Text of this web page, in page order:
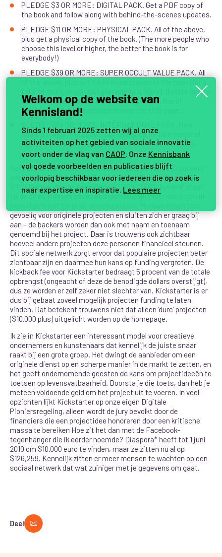
PLEDGE $3 OR MORE: DIGITAL PACK. Get a PDF copy of
the book and follow along with behind-the-scenes updates.
PLEDGE $11 OR MORE: PHYSICAL PACK. All of the above,
plus get a physical copy of the book. (The more people who
choose this level or higher, the better the book is for
everybody!)
PLEDGE $39 OR MORE: SUPER OCCULT VALUE PACK. All
total of four), so you can give one to a friend, donate one to
the library, leave one in a coffee shop with a line of
hexadecimal code scribbled across the title page…
addition! All of the above, but designed for international
backers who want to help offset the cost of the trans-
oceanic catapult launch.
Kennelijk bleken deze incentives voldoende voor 570 backers
om binnen vier maanden $13.942 binnen te brengen, ruim
$10.000 méér dan de benodigde $3.500 ("398% funded" staat
op de site). Mensen geven dus gemakkelijk meer dan eigenlijk
gevoelig voor originele projecten en sluiten zich er graag bij
aan – de backers worden dan ook met naam en toenaam
genoemd bij het project. Daar is trouwens ook zichtbaar
hoeveel andere projecten deze personen financieel steunen.
Dit sociale netwerk zorgt ervoor dat populaire projecten beter
zichtbaar zijn en daarmee hun kans op funding vergroten. De
kickback fee voor Kickstarter bedraagt 5 procent van de totale
opbrengst (ongeacht of deze de benodigde dollars overstijgt),
dus ze worden er zelf zeker niet slechter van. Kickstarter is er
dus bij gebaat zoveel mogelijk projecten funding te laten
vinden. Dat betekent trouwens niet dat alleen ‘dure’ projecten
($10.000 plus) uitgelicht worden op de homepage.
Ik zie in Kickstarter een interessant model voor creatieve
ondernemers en kunstenaars dat kennelijk de juiste snaar
raakt bij een grote groep. Het dwingt de aanbieder om een
originele dienst op en scherpe manier in de markt te zetten, en
het geeft ondernemende geesten de kans om projectideeën te
toetsen op levensvatbaarheid. Doorsta je die toets, dan heb je
meteen voldoende geld om het project uit te voeren. In veel
opzichten lijkt Kickstarter op onze eigen Digitale
Pioniersregeling, alleen wordt de jury bevolkt door de
financiers die een projectidee honoreren door een kritische
massa te bereiken Hoe zit het dan met de Facebook-
tegenhanger die ik eerder noemde? Diaspora* heeft tot 1 juni
2010 om $10.000 euro te vinden, maar ze zitten nu al op
$126,259. Kennelijk zitten er meer mensen te wachten op een
sociaal netwerk dat wat zuiniger met je gegevens om gaat.
Deel
Welkom op de website van
Kennisland!
Sinds 1 februari 2025 zetten wij al onze
activiteiten op het gebied van sociale innovatie
voort onder de vlag van CAOP. Onze Kennisbank
vol goede voorbeelden en publicaties blijft
voorlopig beschikbaar voor iedereen die op zoek is
naar expertise en inspiratie. Lees meer